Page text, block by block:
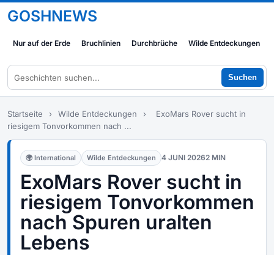
GOSHNEWS
Nur auf der Erde Bruchlinien Durchbrüche Wilde Entdeckungen
Suchen
Startseite › Wilde Entdeckungen ›
ExoMars Rover sucht in
riesigem Tonvorkommen nach ...
🌍 International Wilde Entdeckungen 4 JUNI 20262 MIN
ExoMars Rover sucht in
riesigem Tonvorkommen
nach Spuren uralten
Lebens